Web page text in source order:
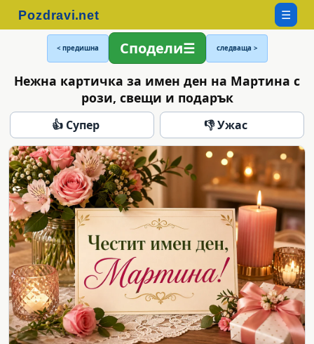
☰
< предишна Сподели следваща >
Нежна картичка за имен ден на Мартина с
рози, свещи и подарък
👍 Супер 👎 Ужас